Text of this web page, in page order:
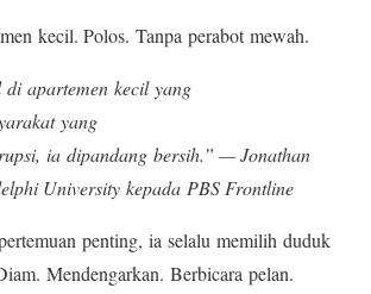
kecil. Polos. Tanpa perabot mewah.
apartemen kecil yang
yang
ia dipandang bersih.” — Jonathan
University kepada PBS Frontline
penting, ia selalu memilih duduk
Mendengarkan. Berbicara pelan.